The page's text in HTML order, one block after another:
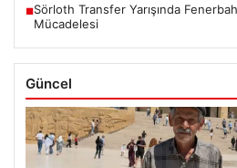
■Sörloth Transfer Yarışında
Mücadelesi
Güncel